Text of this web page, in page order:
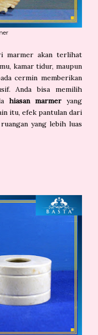
marmer akan terlihat
kamar tidur, maupun
cermin memberikan
Anda bisa memilih
hiasan marmer yang
itu, efek pantulan dari
yang lebih luas